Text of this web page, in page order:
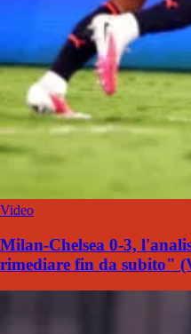
Video
Milan-Chelsea 0-3,
rimediare fin da subito"